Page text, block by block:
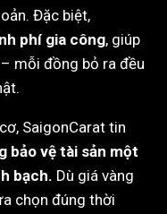
Đặc biệt,
phí gia công, giúp
mỗi đồng bỏ ra đều
SaigonCarat tin
bảo vệ tài sản một
bạch. Dù giá vàng
chọn đúng thời